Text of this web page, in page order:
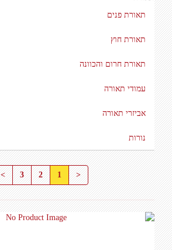
תאורת פנים
תאורת חוץ
תאורת חרום והכוונה
עמודי תאורה
אביזרי תאורה
נורות
<
1
2
3
>